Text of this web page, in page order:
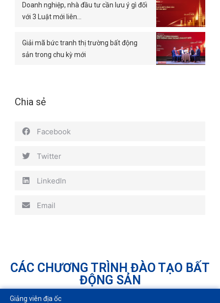
Doanh nghiệp, nhà đầu tư cần lưu ý gì đối
với 3 Luật mới liên…
Giải mã bức tranh thị trường bất động
sản trong chu kỳ mới
Chia sẻ
Facebook
Twitter
LinkedIn
Email
CÁC CHƯƠNG TRÌNH ĐÀO TẠO BẤT
ĐỘNG SẢN
Giảng viên địa ốc